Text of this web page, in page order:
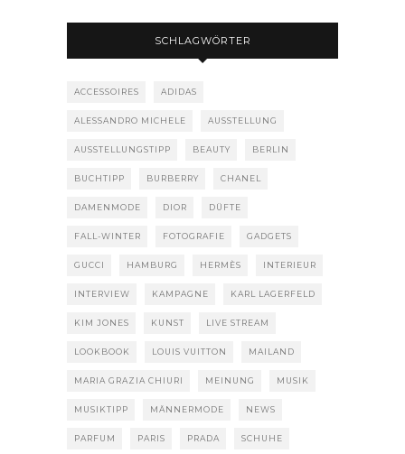
SCHLAGWÖRTER
ACCESSOIRES ADIDAS
ALESSANDRO MICHELE AUSSTELLUNG
AUSSTELLUNGSTIPP BEAUTY BERLIN
BUCHTIPP BURBERRY CHANEL
DAMENMODE DIOR DÜFTE
FALL-WINTER FOTOGRAFIE GADGETS
GUCCI HAMBURG HERMÈS INTERIEUR
INTERVIEW KAMPAGNE KARL LAGERFELD
KIM JONES KUNST LIVE STREAM
LOOKBOOK LOUIS VUITTON MAILAND
MARIA GRAZIA CHIURI MEINUNG MUSIK
MUSIKTIPP MÄNNERMODE NEWS
PARFUM PARIS PRADA SCHUHE